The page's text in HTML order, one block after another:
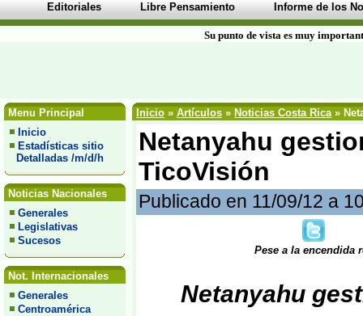
Editoriales Libre Pensamiento Informe de los
Su punto de vista es muy
Menu Principal
Inicio
Estadísticas sitio
Detalladas /m/d/h
Noticias Nacionales
Generales
Legislativas
Sucesos
Not. Internacionales
Generales
Centroamérica
Inicio » Artículos » Noticias Costa Rica»
Netanyahu
TicoVisión
Publicado en 11/09/12 a
Pese a la encendida
Netanyahu